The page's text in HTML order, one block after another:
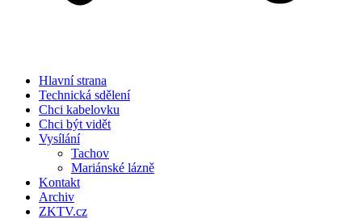
Hlavní strana
Technická sdělení
Chci kabelovku
Chci být vidět
Vysílání
Tachov
Mariánské lázně
Kontakt
Archiv
ZKTV.cz